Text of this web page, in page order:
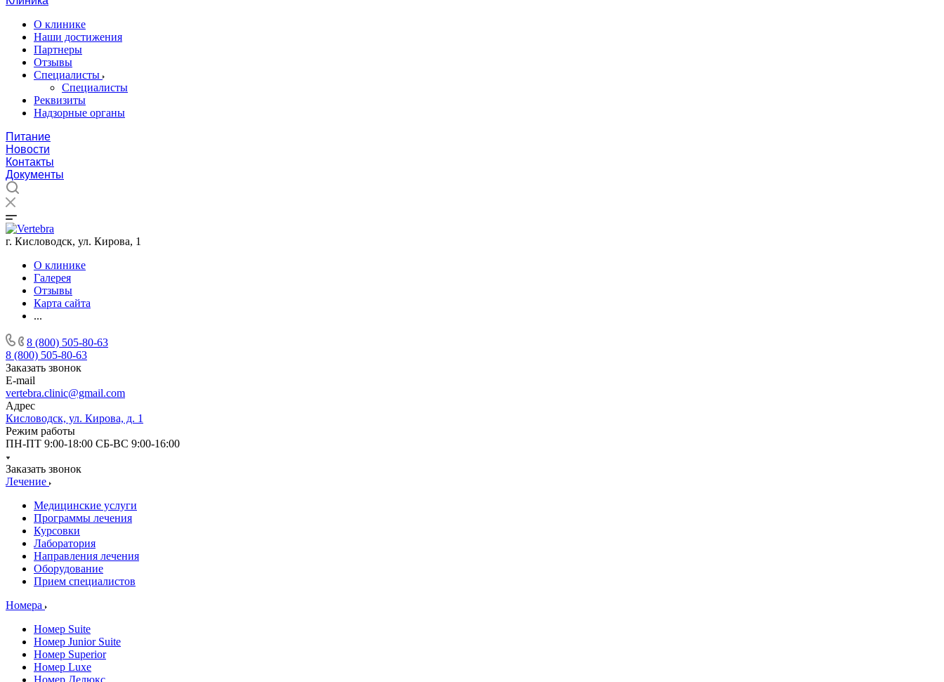
О клинике
Наши достижения
Партнеры
Отзывы
Специалисты
Специалисты
Реквизиты
Надзорные органы
Питание
Новости
Контакты
Документы
г. Кисловодск, ул. Кирова, 1
О клинике
Галерея
Отзывы
Карта сайта
...
8 (800) 505-80-63
8 (800) 505-80-63
Заказать звонок
E-mail
vertebra.clinic@gmail.com
Адрес
Кисловодск, ул. Кирова, д. 1
Режим работы
ПН-ПТ 9:00-18:00 СБ-ВС 9:00-16:00
Заказать звонок
Лечение
Медицинские услуги
Программы лечения
Курсовки
Лаборатория
Направления лечения
Оборудование
Прием специалистов
Номера
Номер Suite
Номер Junior Suite
Номер Superior
Номер Luxe
Номер Делюкс